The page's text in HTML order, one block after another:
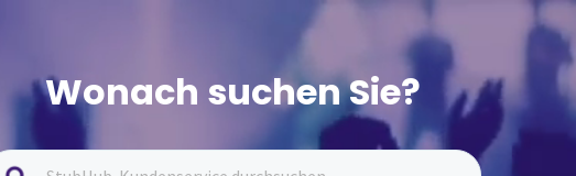
Wonach suchen Sie?